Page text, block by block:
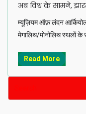
अब विश्व के सामने,
म्यूज़ियम ऑफ़ लंदन
मेगालिथ/मोनोलिथ स्थलों के
Read More